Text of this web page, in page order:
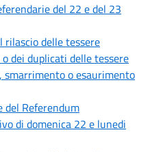
del 22 e del 23
rilascio delle tessere
dei duplicati delle tessere
smarrimento o esaurimento
del Referendum
di domenica 22 e lunedi